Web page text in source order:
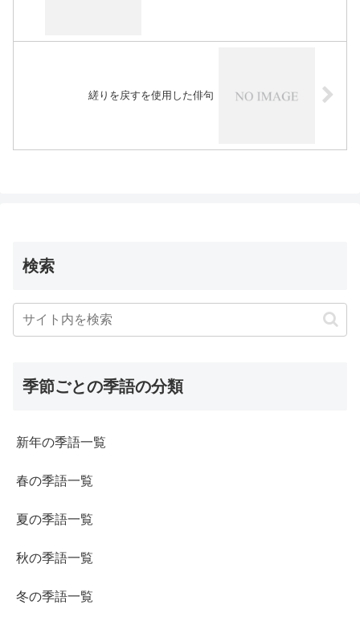
縒りを戻すを使用した俳句
検索
季節ごとの季語の分類
新年の季語一覧
春の季語一覧
夏の季語一覧
秋の季語一覧
冬の季語一覧